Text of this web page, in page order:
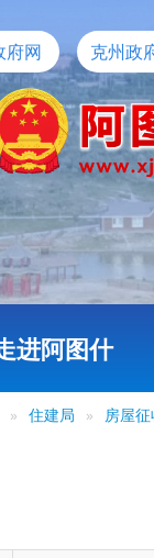
府网 克州政
进阿图什
» 住建局 » 房屋